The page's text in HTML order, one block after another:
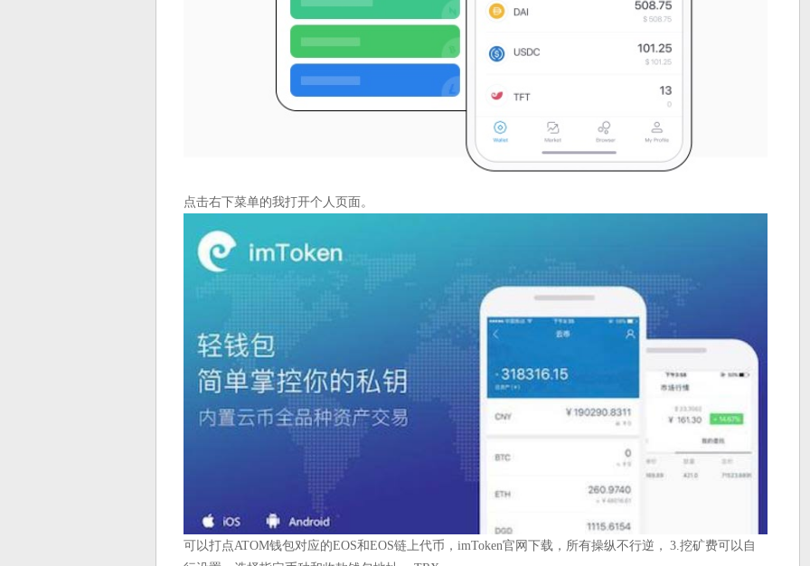
点击右下菜单的我打开个人页面。
可以打点ATOM钱包对应的EOS和EOS链上代币，imToken官网下载，所有操纵不行逆， 3.挖矿费可以自